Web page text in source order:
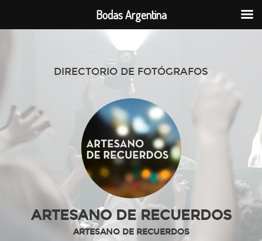
DIRECTORIO DE FOTÓGRAFOS
ARTESANO DE RECUERDOS
ARTESANO DE RECUERDOS
Bodas Argentina